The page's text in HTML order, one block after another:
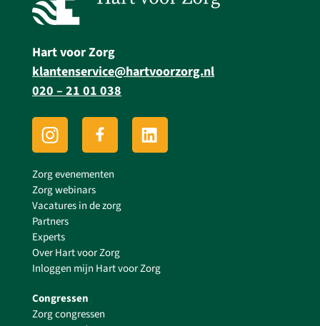
Hart voor Zorg
klantenservice@hartvoorzorg.nl
020 – 21 01 038
Zorg evenementen
Zorg webinars
Vacatures in de zorg
Partners
Experts
Over Hart voor Zorg
Inloggen mijn Hart voor Zorg
Congressen
Zorg congressen